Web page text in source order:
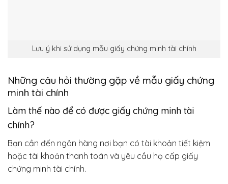
Lưu ý khi sử dụng mẫu giấy chứng minh tài chính
Những câu hỏi thường gặp về mẫu giấy chứng
minh tài chính
Làm thế nào để có được giấy chứng minh tài
chính?
Bạn cần đến ngân hàng nơi bạn có tài khoản tiết kiệm
hoặc tài khoản thanh toán và yêu cầu họ cấp giấy
chứng minh tài chính.